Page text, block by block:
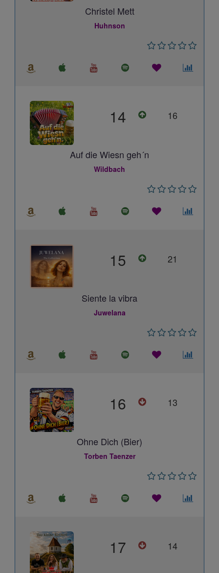
Christel Mett
Huhnson
14 16
Auf die Wiesn geh´n
Wildbach
15 21
Siente la vibra
Juwelana
16 13
Ohne Dich (Bier)
Torben Taenzer
17 14